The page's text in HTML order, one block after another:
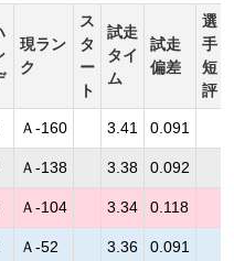
現ラン
ク
ス
タ
ー
ト
試走
タイ
ム
試走
偏差
選
手
短
評
Ａ-160 3.41 0.091
Ａ-138 3.38 0.092
Ａ-104 3.34 0.118
Ａ-52 3.36 0.091